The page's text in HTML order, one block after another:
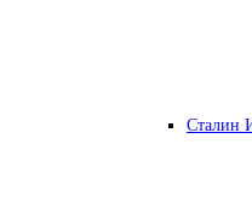
Сталин